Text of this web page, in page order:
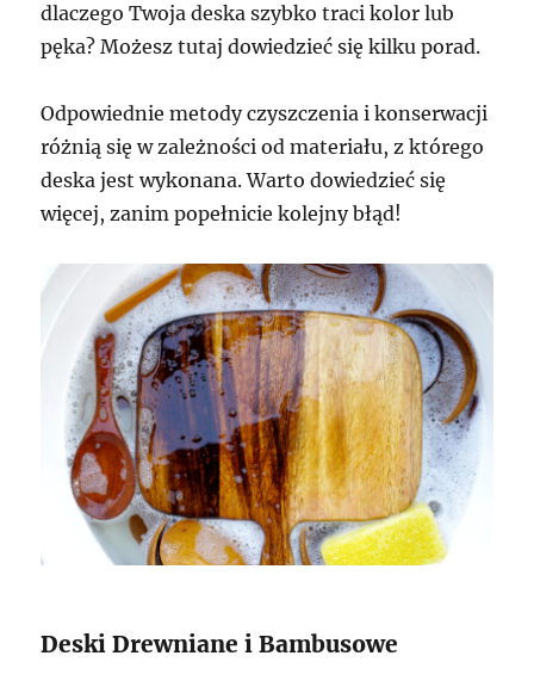
dlaczego Twoja deska szybko traci kolor lub
pęka? Możesz tutaj dowiedzieć się kilku porad.
Odpowiednie metody czyszczenia i konserwacji
różnią się w zależności od materiału, z którego
deska jest wykonana. Warto dowiedzieć się
więcej, zanim popełnicie kolejny błąd!
Deski Drewniane i Bambusowe